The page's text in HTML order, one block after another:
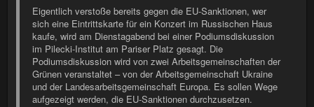
Eigentlich verstoße bereits gegen die EU-Sanktionen, wer
sich eine Eintrittskarte für ein Konzert im Russischen Haus
kaufe, wird am Dienstagabend bei einer Podiumsdiskussion
im Pilecki-Institut am Pariser Platz gesagt. Die
Podiumsdiskussion wird von zwei Arbeitsgemeinschaften der
Grünen veranstaltet – von der Arbeitsgemeinschaft Ukraine
und der Landesarbeitsgemeinschaft Europa. Es sollen Wege
aufgezeigt werden, die EU-Sanktionen durchzusetzen.